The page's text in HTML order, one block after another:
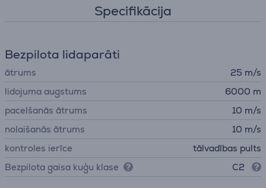
Specifikācija
Bezpilota lidaparāti
ātrums
25 m/s
lidojuma augstums
6000 m
pacelšanās ātrums
10 m/s
nolaišanās ātrums
10 m/s
kontroles ierīce
tālvadības pults
Bezpilota gaisa kuģu klase
C2